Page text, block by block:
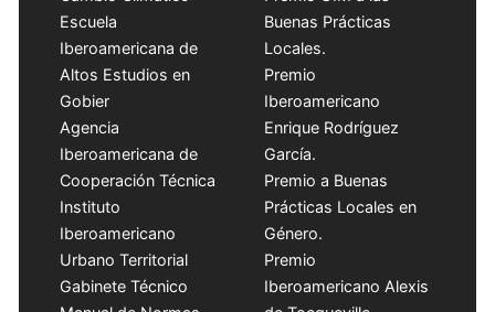
Escuela
Iberoamericana de
Altos Estudios en
Gobier
Agencia
Iberoamericana de
Cooperación Técnica
Instituto
Iberoamericano
Urbano Territorial
Gabinete Técnico
Buenas Prácticas
Locales.
Premio
Iberoamericano
Enrique Rodríguez
García.
Premio a Buenas
Prácticas Locales en
Género.
Premio
Iberoamericano Alexis